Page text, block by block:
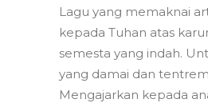
Lagu yang memaknai
kepada Tuhan atas
semesta yang indah.
yang damai dan
Mengajarkan kepada